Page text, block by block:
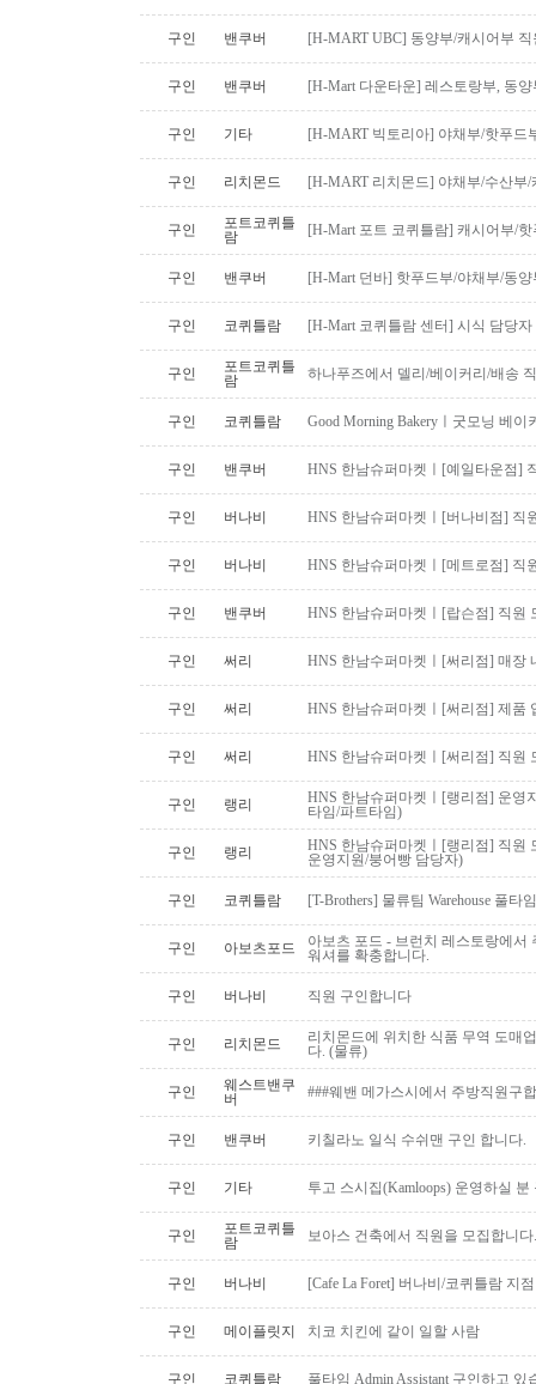
구인 밴쿠버 [H-MART UBC] 동양부/캐시어부
구인 밴쿠버 [H-Mart 다운타운] 레스토랑부, 동
구인 기타 [H-MART 빅토리아] 야채부/핫푸드
구인 리치몬드 [H-MART 리치몬드] 야채부/수산부
구인
포트코퀴틀
람
[H-Mart 포트 코퀴틀람] 캐시어부/
구인 밴쿠버 [H-Mart 던바] 핫푸드부/야채부/동
구인 코퀴틀람 [H-Mart 코퀴틀람 센터] 시식 담당
구인
포트코퀴틀
람
하나푸즈에서 델리/베이커리/배송
구인 코퀴틀람 Good Morning Bakeryㅣ굿모닝 베
구인 밴쿠버 HNS 한남슈퍼마켓ㅣ[예일타운점]
구인 버나비 HNS 한남슈퍼마켓ㅣ[버나비점] 직
구인 버나비 HNS 한남슈퍼마켓ㅣ[메트로점] 직
구인 밴쿠버 HNS 한남슈퍼마켓ㅣ[랍슨점] 직원
구인 써리 HNS 한남수퍼마켓ㅣ[써리점] 매장
구인 써리 HNS 한남슈퍼마켓ㅣ[써리점] 제품
구인 써리 HNS 한남슈퍼마켓ㅣ[써리점] 직원
구인 랭리
HNS 한남슈퍼마켓ㅣ[랭리점] 운영
타임/파트타임)
구인 랭리
HNS 한남슈퍼마켓ㅣ[랭리점] 직원
운영지원/붕어빵 담당자)
구인 코퀴틀람 [T-Brothers] 물류팀 Warehouse 풀타
구인 아보츠포드
아보츠 포드 - 브런치 레스토랑에서
워셔를 확충합니다.
구인 버나비 직원 구인합니다
구인 리치몬드
리치몬드에 위치한 식품 무역 도매
다. (물류)
구인
웨스트밴쿠
버
###웨밴 메가스시에서 주방직원구
구인 밴쿠버 키칠라노 일식 수쉬맨 구인 합니다.
구인 기타 투고 스시집(Kamloops) 운영하실
구인
포트코퀴틀
람
보아스 건축에서 직원을 모집합니다.
구인 버나비 [Cafe La Foret] 버나비/코퀴틀람 지
구인 메이플릿지 치코 치킨에 같이 일할 사람
구인 코퀴틀람 풀타임 Admin Assistant 구인하고 있